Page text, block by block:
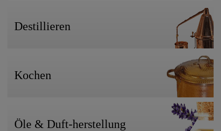
Destillieren
Kochen
Öle & Duft-herstellung